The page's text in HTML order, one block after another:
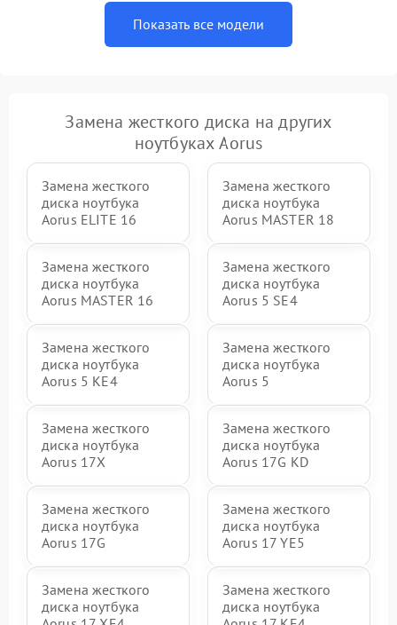
Показать все модели
Замена жесткого диска на других
ноутбуках Aorus
Замена жесткого
диска ноутбука
Aorus ELITE 16
Замена жесткого
диска ноутбука
Aorus MASTER 18
Замена жесткого
диска ноутбука
Aorus MASTER 16
Замена жесткого
диска ноутбука
Aorus 5 SE4
Замена жесткого
диска ноутбука
Aorus 5 KE4
Замена жесткого
диска ноутбука
Aorus 5
Замена жесткого
диска ноутбука
Aorus 17X
Замена жесткого
диска ноутбука
Aorus 17G KD
Замена жесткого
диска ноутбука
Aorus 17G
Замена жесткого
диска ноутбука
Aorus 17 YE5
Замена жесткого
диска ноутбука
Замена жесткого
диска ноутбука